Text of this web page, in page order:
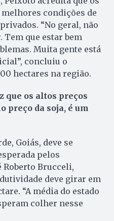
condições de
“No geral, não
que estar bem
Muita gente está
concluiu o
hectares na região.
que os altos preços
preço da soja, é um
Goiás, deve se
pelos
Roberto Brucceli,
deve girar em
“A média do estado
colher nesse